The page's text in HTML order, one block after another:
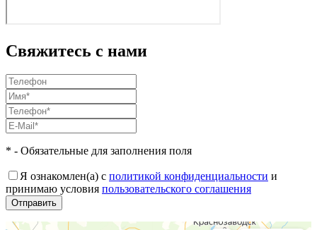
Свяжитесь с нами
* - Обязательные для заполнения поля
Я ознакомлен(а) с политикой конфиденциальности и
принимаю условия пользовательского соглашения
Отправить